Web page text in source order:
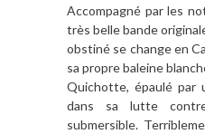
Accompagné par les
très belle bande
obstiné se change en
sa propre baleine
Quichotte, épaulépar
dans sa lutte
submersible.